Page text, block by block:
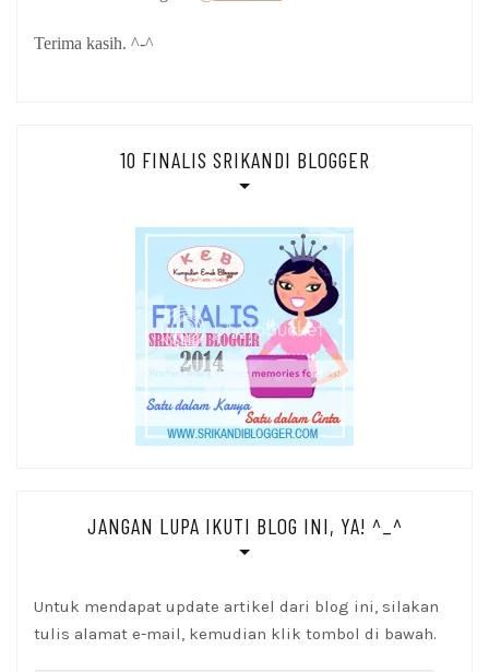
Terima kasih. ^-^
10 FINALIS SRIKANDI BLOGGER
JANGAN LUPA IKUTI BLOG INI, YA! ^_^
Untuk mendapat update artikel dari blog ini, silakan
tulis alamat e-mail, kemudian klik tombol di bawah.